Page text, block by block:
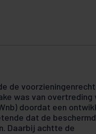
de
was van overtreding
doordat een
dat de
Daarbij achtte de